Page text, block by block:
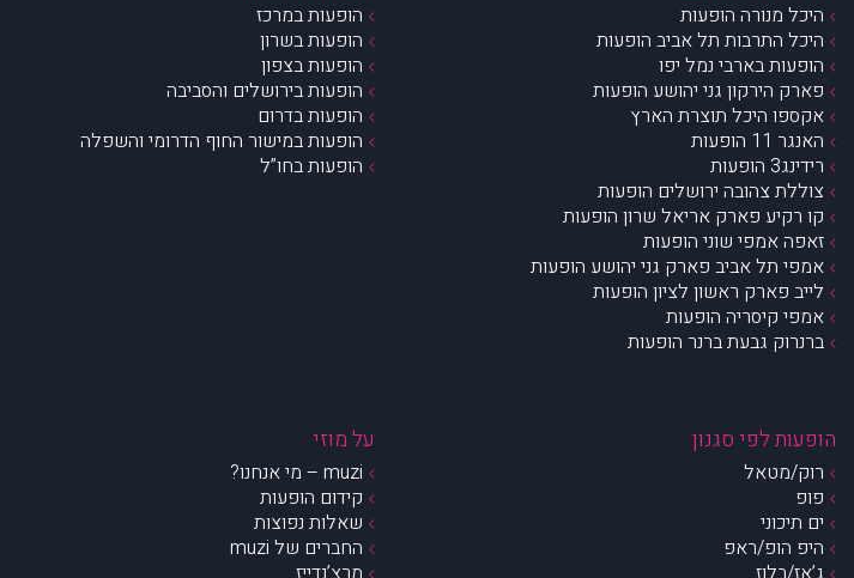
היכל מנורה הופעות
היכל התרבות תל אביב הופעות
הופעות בארבי נמל יפו
פארק הירקון גני יהושע הופעות
אקספו היכל תוצרת הארץ
האנגר 11 הופעות
רידינג3 הופעות
צוללת צהובה ירושלים הופעות
קו רקיע פארק אריאל שרון הופעות
זאפה אמפי שוני הופעות
אמפי תל אביב פארק גני יהושע הופעות
לייב פארק ראשון לציון הופעות
אמפי קיסריה הופעות
ברנרוק גבעת ברנר הופעות
הופעות במרכז
הופעות בשרון
הופעות בצפון
הופעות בירושלים והסביבה
הופעות בדרום
הופעות במישור החוף הדרומי והשפלה
הופעות בחו”ל
הופעות לפי סגנון
רוק/מטאל
פופ
ים תיכוני
היפ הופ/ראפ
על מוזי
muzi – מי אנחנו?
קידום הופעות
שאלות נפוצות
החברים של muzi